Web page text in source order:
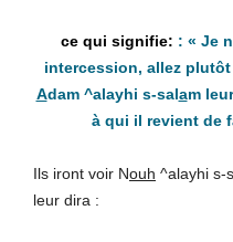
: « Je
intercession, allez plutôt
Adam ^alayhi s-salam
à qui il revient de
Ils iront voir Nouh ^alayhi s-
leur dira :